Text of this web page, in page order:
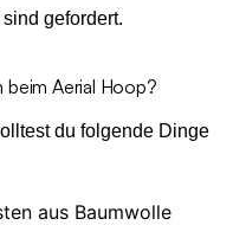
gefordert.
beim Aerial Hoop?
du folgende Dinge
aus Baumwolle